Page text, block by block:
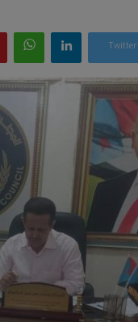
Twitter